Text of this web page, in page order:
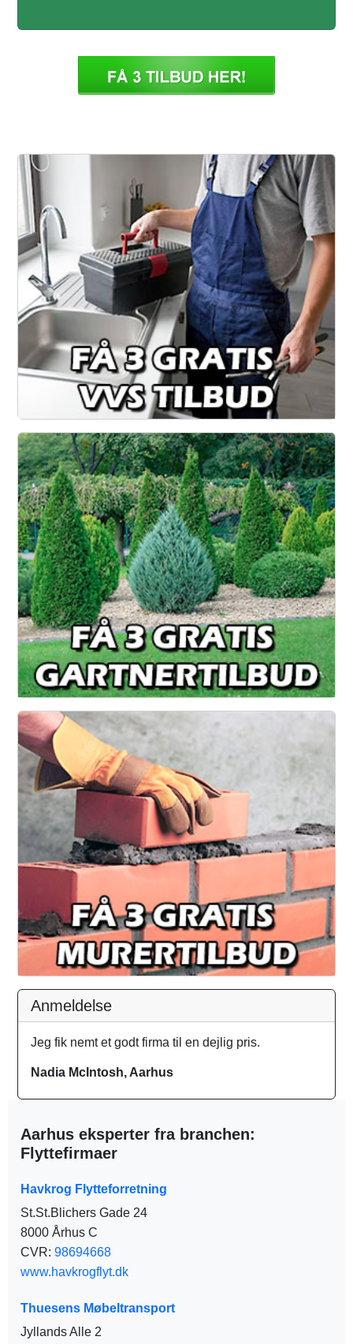
Anmeldelse
Jeg fik nemt et godt firma til en dejlig pris.
Nadia McIntosh, Aarhus
Aarhus eksperter fra branchen:
Flyttefirmaer
Havkrog Flytteforretning
St.St.Blichers Gade 24
8000 Århus C
CVR: 98694668
www.havkrogflyt.dk
Thuesens Møbeltransport
Jyllands Alle 2